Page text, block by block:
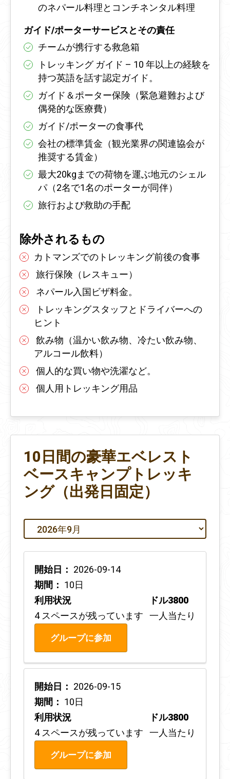
のネパール料理とコンチネンタル料理
ガイド/ポーターサービスとその責任
チームが携行する救急箱
トレッキング ガイド – 10 年以上の経験を
持つ英語を話す認定ガイド。
ガイド＆ポーター保険（緊急避難および
偶発的な医療費）
ガイド/ポーターの食事代
会社の標準賃金（観光業界の関連協会が
推奨する賃金）
最大20kgまでの荷物を運ぶ地元のシェル
パ（2名で1名のポーターが同伴）
旅行および救助の手配
除外されるもの
カトマンズでのトレッキング前後の食事
旅行保険（レスキュー）
ネパール入国ビザ料金。
トレッキングスタッフとドライバーへの
ヒント
飲み物（温かい飲み物、冷たい飲み物、
アルコール飲料）
個人的な買い物や洗濯など。
個人用トレッキング用品
10日間の豪華エベレスト
ベースキャンプトレッキ
ング（出発日固定）
開始日： 2026-09-14
期間： 10日
利用状況
4 スペースが残っています
ドル3800
一人当たり
グループに参加
開始日： 2026-09-15
期間： 10日
利用状況
4 スペースが残っています
ドル3800
一人当たり
グループに参加